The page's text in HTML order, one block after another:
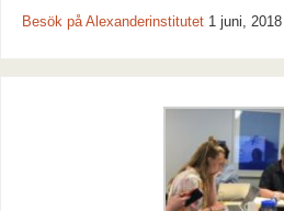
Besök på Alexanderinstitutet 1 juni, 2018